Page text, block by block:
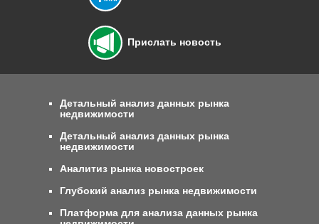
Прислать новость
Детальный анализ данных рынка
недвижимости
Детальный анализ данных рынка
недвижимости
Аналитиз рынка новостроек
Глубокий анализ рынка недвижимости
Платформа для анализа данных рынка